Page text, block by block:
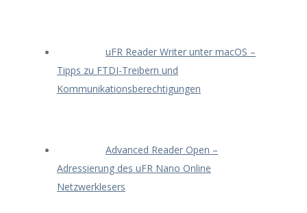
uFR Reader Writer unter macOS –
Tipps zu FTDI-Treibern und
Kommunikationsberechtigungen
Advanced Reader Open –
Adressierung des uFR Nano Online
Netzwerklesers